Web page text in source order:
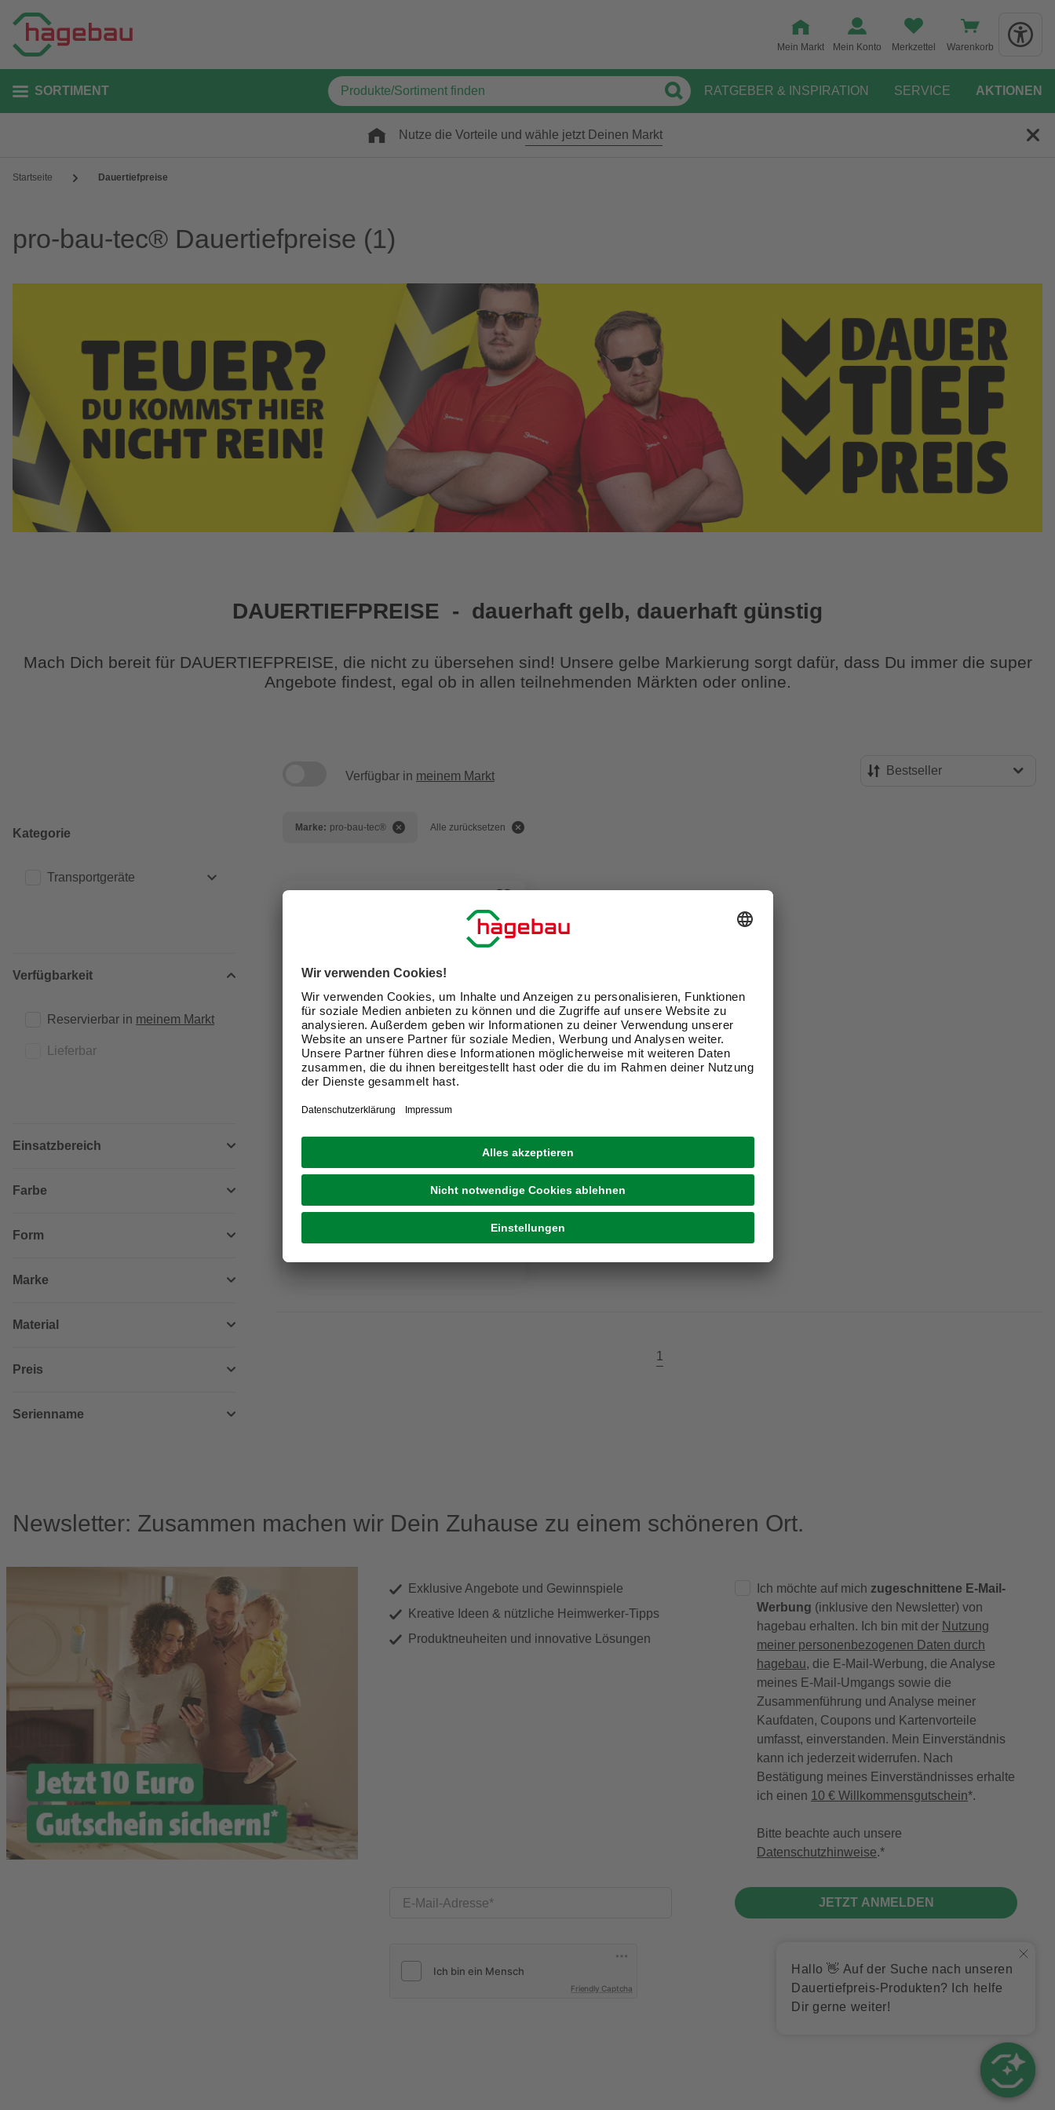
Mein Markt Mein Konto Merkzettel Warenkorb
SORTIMENT RATGEBER & INSPIRATION SERVICE AKTIONEN
Nutze die Vorteile und wähle jetzt Deinen Markt
Startseite Dauertiefpreise
pro-bau-tec® Dauertiefpreise (1)
DAUERTIEFPREISE - dauerhaft gelb, dauerhaft günstig
Mach Dich bereit für DAUERTIEFPREISE, die nicht zu übersehen sind! Unsere gelbe Markierung sorgt dafür, dass Du immer die super
Angebote findest, egal ob in allen teilnehmenden Märkten oder online.
Kategorie
Transportgeräte
Verfügbarkeit
Reservierbar in meinem Markt
Lieferbar
Einsatzbereich
Farbe
Form
Marke
Material
Preis
Serienname
Verfügbar in meinem Markt Bestseller
Marke: pro-bau-tec® Alle zurücksetzen
DAUERTIEFPREIS
PRO-BAU-TEC®
Sackkarre »Basis Plus«, Tragkraft:
200 kg
64,99 €
1
Newsletter: Zusammen machen wir Dein Zuhause zu einem schöneren Ort.
Exklusive Angebote und Gewinnspiele
Kreative Ideen & nützliche Heimwerker-Tipps
Produktneuheiten und innovative Lösungen
E-Mail-Adresse
Friendly Captcha
Ich möchte auf mich zugeschnittene E-Mail-
Werbung (inklusive den Newsletter) von
hagebau erhalten. Ich bin mit der Nutzung
meiner personenbezogenen Daten durch
hagebau, die E-Mail-Werbung, die Analyse
meines E-Mail-Umgangs sowie die
Zusammenführung und Analyse meiner
Kaufdaten, Coupons und Kartenvorteile
umfasst, einverstanden. Mein Einverständnis
kann ich jederzeit widerrufen. Nach
Bestätigung meines Einverständnisses erhalte
ich einen 10 € Willkommensgutschein*.
Bitte beachte auch unsere
Datenschutzhinweise.
JETZT ANMELDEN